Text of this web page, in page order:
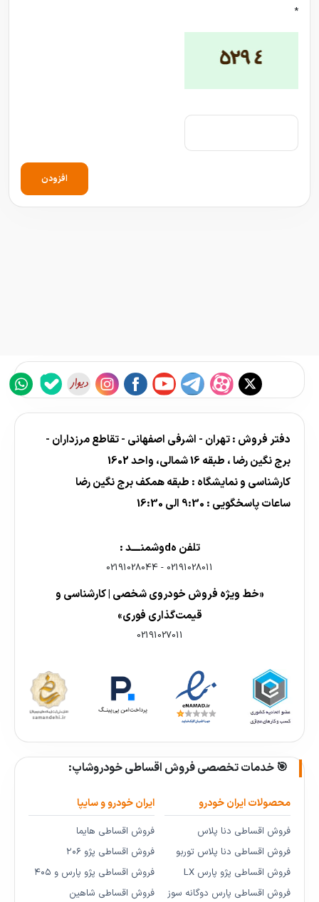
*
افزودن
دفتر فروش : تهران - اشرفی اصفهانی - تقاطع مرزداران -
برج نگین رضا ، طبقه 16 شمالی، واحد 1602
کارشناسی و نمایشگاه : طبقه همکف برج نگین رضا
ساعات پاسخگویی : 9:30 الی 16:30
تلفن هdوشمنــــد :
02191028011
-
02191028044
«خط ویژه فروش خودروی شخصی | کارشناسی و
قیمت‌گذاری فوری»
02191027011
🎯 خدمات تخصصی فروش اقساطی خودروشاپ:
محصولات ایران خودرو
فروش اقساطی دنا پلاس
فروش اقساطی دنا پلاس توربو
فروش اقساطی پژو پارس LX
فروش اقساطی پارس دوگانه سوز
ایران خودرو و سایپا
فروش اقساطی هایما
فروش اقساطی پژو ۲۰۶
فروش اقساطی پژو پارس و ۴۰۵
فروش اقساطی شاهین